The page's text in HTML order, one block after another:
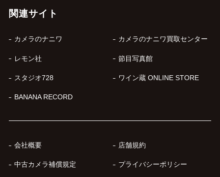
関連サイト
カメラのナニワ カメラのナニワ買取センター
レモン社 節目写真館
スタジオ728 ワイン蔵 ONLINE STORE
BANANA RECORD
会社概要 店舗規約
中古カメラ補償規定 プライバシーポリシー